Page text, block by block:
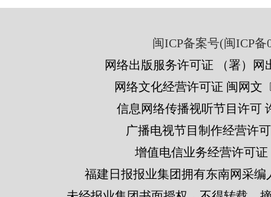
闽ICP备案号(闽ICP备
网络出版服务许可证 （署）网
网络文化经营许可证 闽网文
信息网络传播视听节目许可
广播电视节目制作经营许
增值电信业务经营许可证
福建日报报业集团拥有东南网采